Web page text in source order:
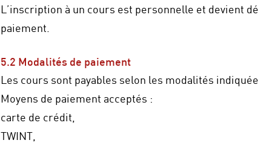
L’inscription à un cours est personnelle et devient
paiement.
5.2 Modalités de paiement
Les cours sont payables selon les modalités
Moyens de paiement acceptés :
carte de crédit,
TWINT,